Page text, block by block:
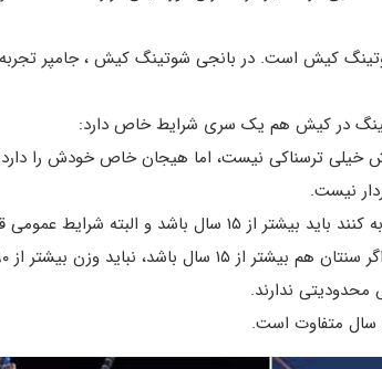
کیش است. در بانجی شوتینگ کیش ، جامپر تجربه
در کیش هم یک سری شرایط خاص دارد:
ترسناکی نیست، اما هیجان خاص خودش را
نیست.
قد، وزن و … را داشته باشید.
ندارند.
سال متفاوت است.